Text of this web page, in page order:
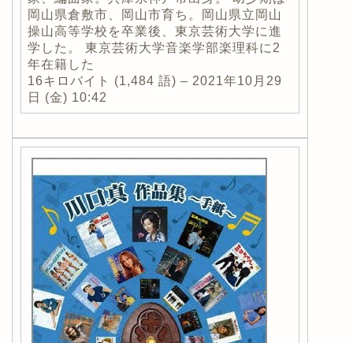
岡山県倉敷市、岡山市育ち。岡山県立岡山
操山高等学校を卒業後、東京芸術大学に進
学した。 東京芸術大学音楽学部楽理科に2
年在籍した
16キロバイト (1,484 語) – 2021年10月29
日 (金) 10:42